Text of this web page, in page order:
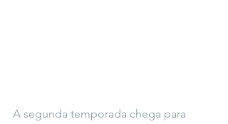
A segunda temporada chega para